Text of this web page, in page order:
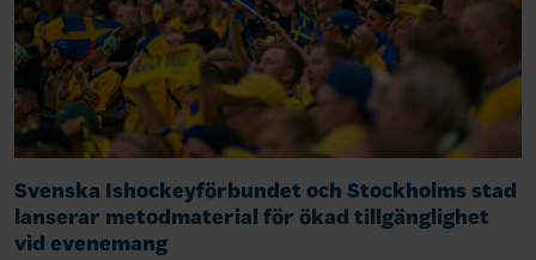
Svenska Ishockeyförbundet och Stockholms stad
lanserar metodmaterial för ökad tillgänglighet
vid evenemang